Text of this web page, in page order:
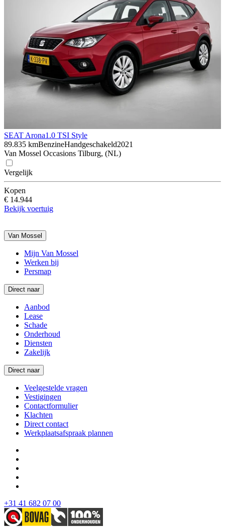
SEAT Arona1.0 TSI Style
89.835 kmBenzineHandgeschakeld2021
Van Mossel Occasions Tilburg, (NL)
Vergelijk
Kopen
€ 14.944
Bekijk voertuig
Van Mossel
Mijn Van Mossel
Werken bij
Persmap
Direct naar
Aanbod
Lease
Schade
Onderhoud
Diensten
Zakelijk
Direct naar
Veelgestelde vragen
Vestigingen
Contactformulier
Klachten
Direct contact
Werkplaatsafspraak plannen
+31 41 682 07 00